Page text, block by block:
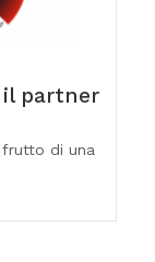
il partner
frutto di una